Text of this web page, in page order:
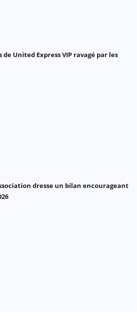
de United Express VIP ravagé par les
dresse un bilan encourageant